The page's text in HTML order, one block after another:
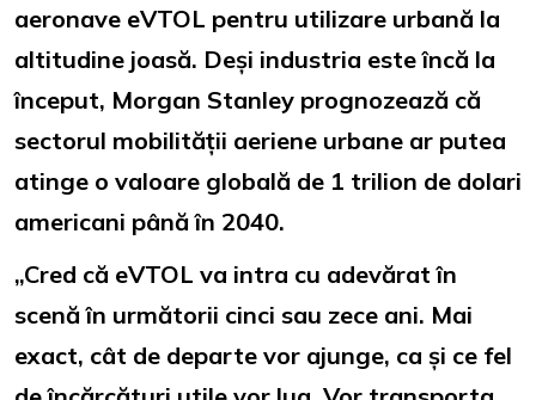
aeronave eVTOL pentru utilizare urbană la
altitudine joasă. Deși industria este încă la
început, Morgan Stanley prognozează că
sectorul mobilității aeriene urbane ar putea
atinge o valoare globală de 1 trilion de dolari
americani până în 2040.
„Cred că eVTOL va intra cu adevărat în
scenă în următorii cinci sau zece ani. Mai
exact, cât de departe vor ajunge, ca și ce fel